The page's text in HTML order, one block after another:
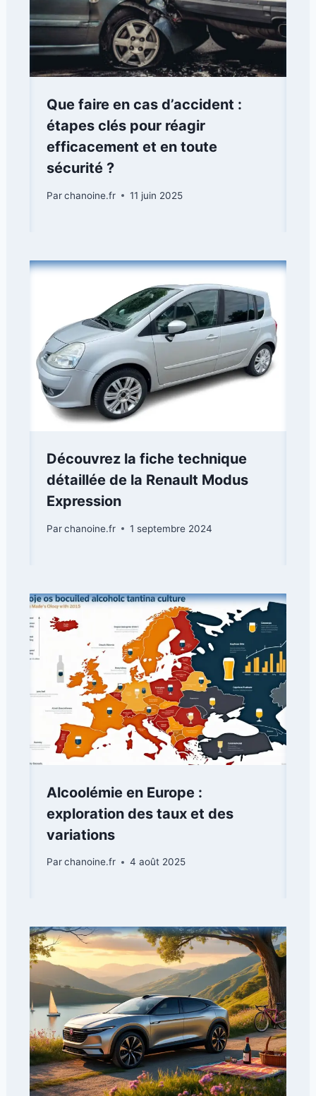
Que faire en cas d’accident :
étapes clés pour réagir
efficacement et en toute
sécurité ?
Parchanoine.fr 11 juin 2025
Découvrez la fiche technique
détaillée de la Renault Modus
Expression
Parchanoine.fr 1 septembre 2024
Alcoolémie en Europe :
exploration des taux et des
variations
Parchanoine.fr 4 août 2025